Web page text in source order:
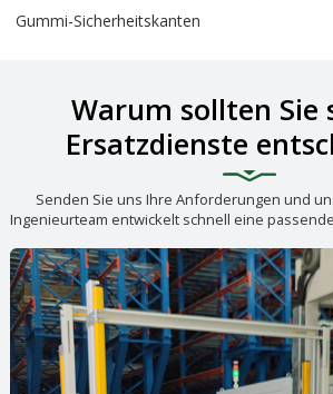
Gummi-Sicherheitskanten
Warum sollten Sie
Ersatzdienste
Senden Sie uns Ihre Anforderungen und
Ingenieurteam entwickelt schnell eine